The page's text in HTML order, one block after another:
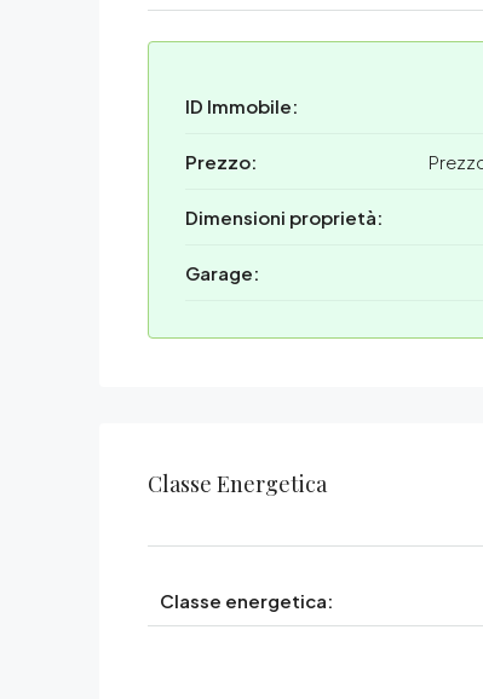
ID Immobile:
Prezzo:
Dimensioni proprietà:
Garage:
Classe Energetica
Classe energetica: